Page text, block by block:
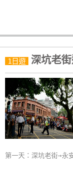
1日遊 深坑老
第一天：深坑老街→永